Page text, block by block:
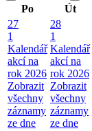
Po
Út
27
1
Kalendář
akcí na
rok 2026
Zobrazit
všechny
záznamy
ze dne
28
1
Kalendář
akcí na
rok 2026
Zobrazit
všechny
záznamy
ze dne